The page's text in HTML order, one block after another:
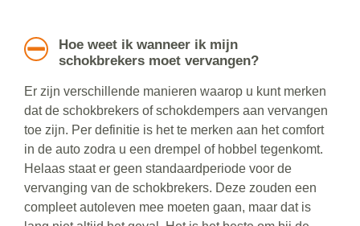
Hoe weet ik wanneer ik mijn
schokbrekers moet vervangen?
Er zijn verschillende manieren waarop u kunt merken
dat de schokbrekers of schokdempers aan vervangen
toe zijn. Per definitie is het te merken aan het comfort
in de auto zodra u een drempel of hobbel tegenkomt.
Helaas staat er geen standaardperiode voor de
vervanging van de schokbrekers. Deze zouden een
compleet autoleven mee moeten gaan, maar dat is